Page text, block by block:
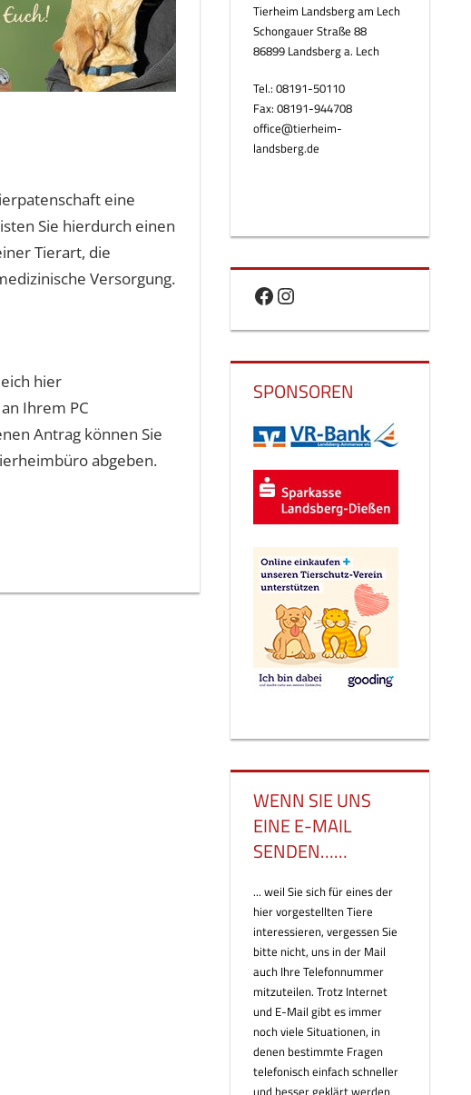
eine
Sie hierdurch einen
Tierart, die
Versorgung.
hier
Ihrem PC
Antrag können Sie
abgeben.
Tierheim Landsberg am Lech
Schongauer Straße 88
86899 Landsberg a. Lech
Tel.: 08191-50110
Fax: 08191-944708
office@tierheim-
landsberg.de
Facebook
Instagram
SPONSOREN
WENN SIE UNS
EINE E-MAIL
SENDEN……
... weil Sie sich für eines der
hier vorgestellten Tiere
interessieren, vergessen Sie
bitte nicht, uns in der Mail
auch Ihre Telefonnummer
mitzuteilen. Trotz Internet
und E-Mail gibt es immer
noch viele Situationen, in
denen bestimmte Fragen
telefonisch einfach schneller
und besser geklärt werden